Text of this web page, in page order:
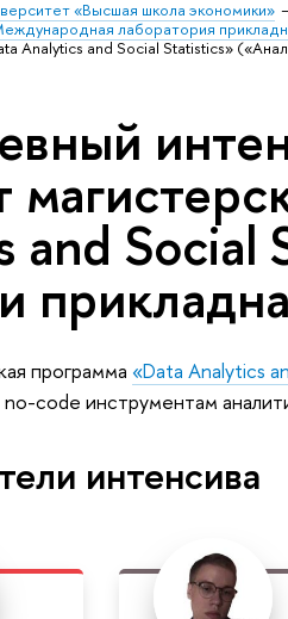
«Высшая школа экономики»
лаборатория
Analytics and Social Statistics»
and Social
программа «Data Analytics
code инструментам
интенсива